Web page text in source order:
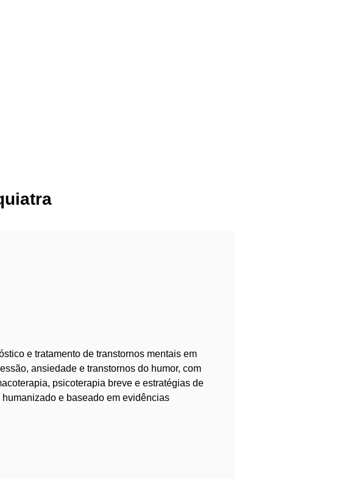
e tratamento de transtornos mentais em
ansiedade e transtornos do humor, com
psicoterapia breve e estratégias de
e baseado em evidências